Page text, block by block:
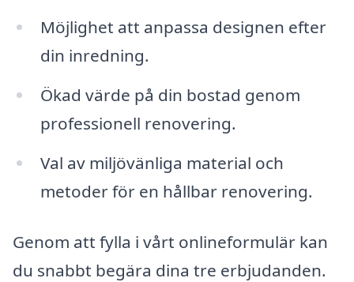
Möjlighet att anpassa designen efter
din inredning.
Ökad värde på din bostad genom
professionell renovering.
Val av miljövänliga material och
metoder för en hållbar renovering.
Genom att fylla i vårt onlineformulär kan
du snabbt begära dina tre erbjudanden.